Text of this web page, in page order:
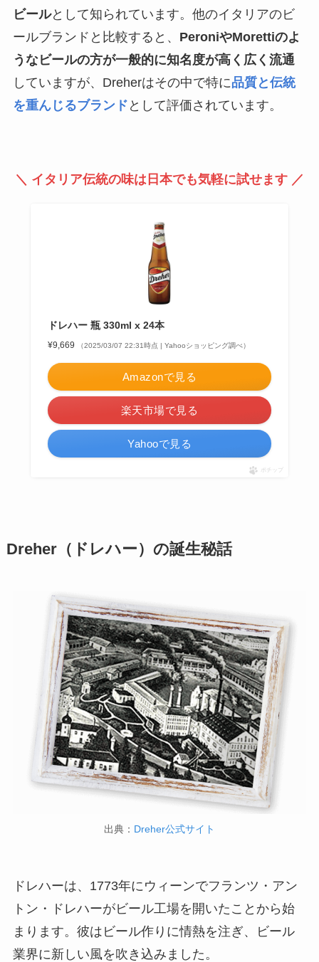
ビールとして知られています。他のイタリアのビ
ールブランドと比較すると、 PeroniやMorettiのよ
うなビールの方が一般的に知名度が高く広く流通
していますが、Dreherはその中で特に品質と伝統
を重んじるブランド として評価されています。
＼ イタリア伝統の味は日本でも気軽に試せます ／
ドレハー 瓶 330ml x 24本
¥9,669 （2025/03/07 22:31時点 | Yahooショッピング調べ）
Amazonで見る
楽天市場で見る
Yahooで見る
ポチップ
Dreher（ドレハー）の誕生秘話
出典： Dreher公式サイト
ドレハーは、1773年にウィーンでフランツ・アン
トン・ドレハーがビール工場を開いたことから始
まります。彼はビール作りに情熱を注ぎ、ビール
業界に新しい風を吹き込みました。